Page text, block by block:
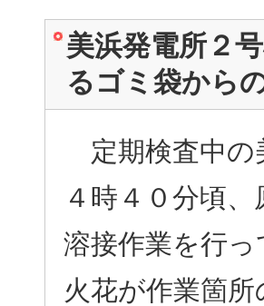
美浜発電所２
るゴミ袋から
定期検査中の
４時４０分頃
溶接作業を行
火花が作業箇